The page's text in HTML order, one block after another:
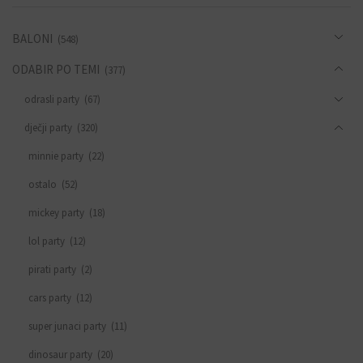
BALONI (548)
ODABIR PO TEMI (377)
odrasli party (67)
dječji party (320)
minnie party (22)
ostalo (52)
mickey party (18)
lol party (12)
pirati party (2)
cars party (12)
super junaci party (11)
dinosaur party (20)